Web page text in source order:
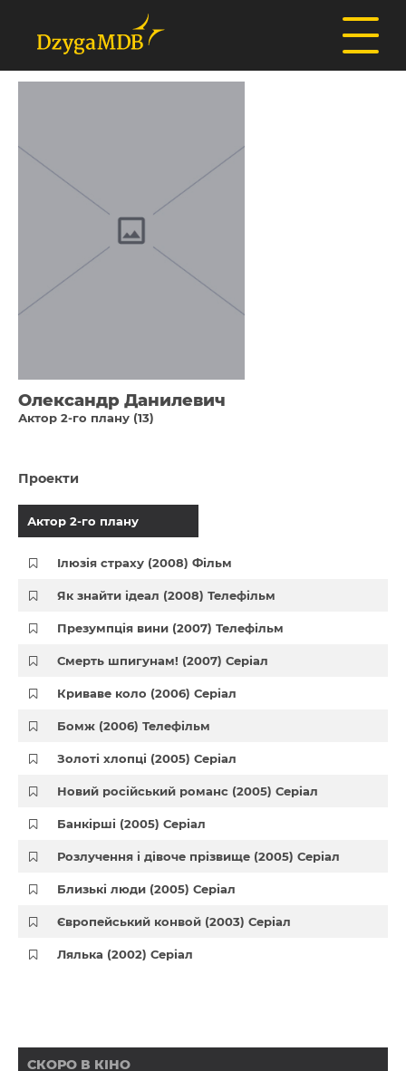
Олександр Данилевич
Актор 2-го плану (13)
Проекти
Актор 2-го плану
Ілюзія страху (2008) Фільм
Як знайти ідеал (2008) Телефільм
Презумпція вини (2007) Телефільм
Смерть шпигунам! (2007) Серіал
Криваве коло (2006) Серіал
Бомж (2006) Телефільм
Золоті хлопці (2005) Серіал
Новий російський романс (2005) Серіал
Банкірші (2005) Серіал
Розлучення і дівоче прізвище (2005) Серіал
Близькі люди (2005) Серіал
Європейський конвой (2003) Серіал
Лялька (2002) Серіал
СКОРО В КІНО